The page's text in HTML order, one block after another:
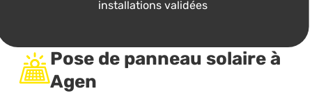
installations validées
Pose de panneau solaire à
Agen